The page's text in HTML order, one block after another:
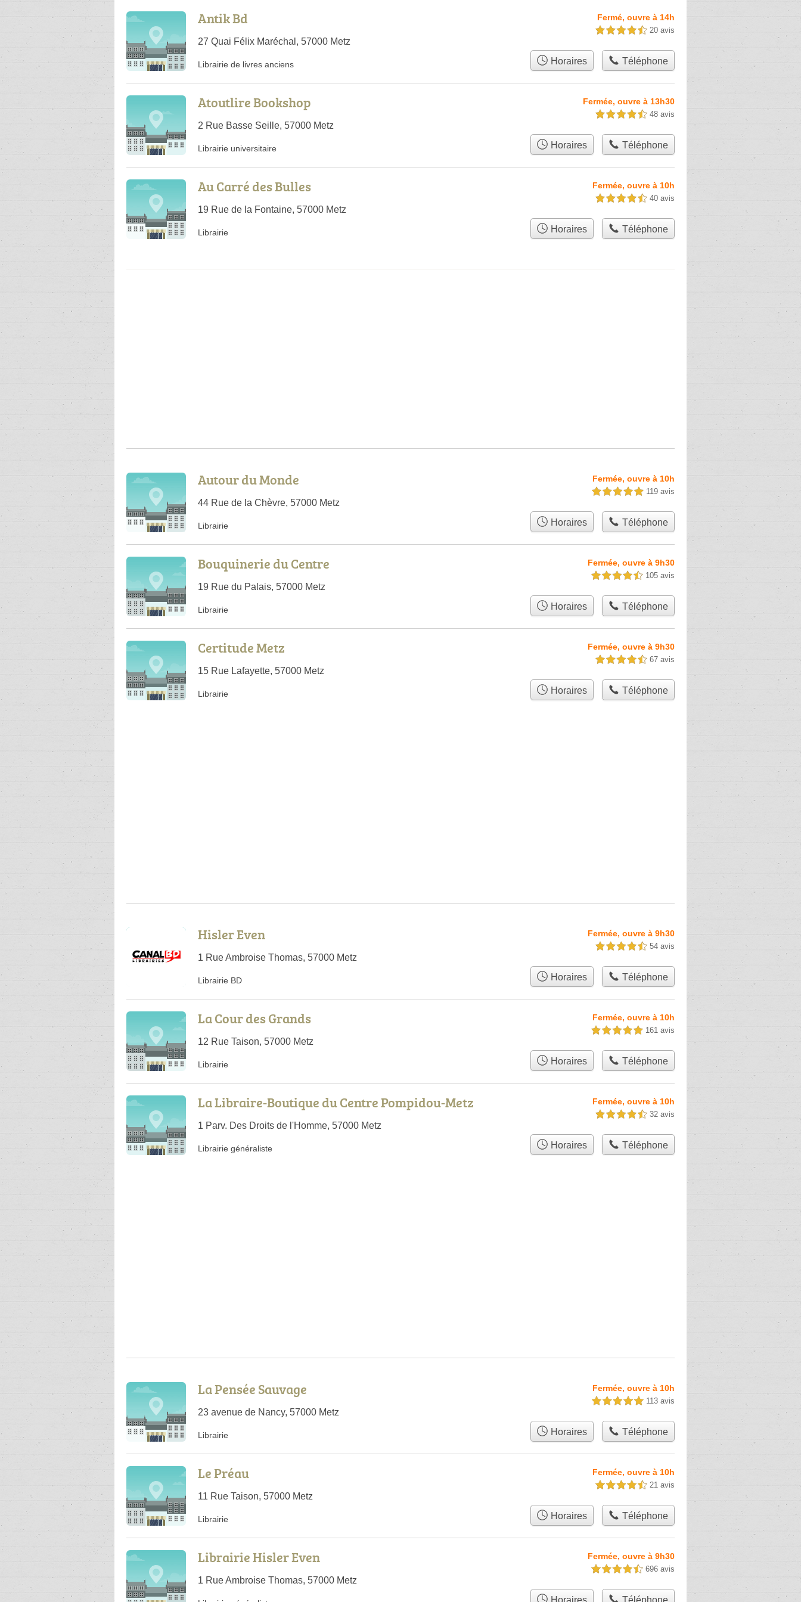
Antik Bd
27 Quai Félix Maréchal, 57000 Metz
Fermé, ouvre à 14h
4,5 étoiles sur 5 20 avis
Librairie de livres anciens Horaires Téléphone
Atoutlire Bookshop
2 Rue Basse Seille, 57000 Metz
Fermée, ouvre à 13h30
4,5 étoiles sur 5 48 avis
Librairie universitaire Horaires Téléphone
Au Carré des Bulles
19 Rue de la Fontaine, 57000 Metz
Fermée, ouvre à 10h
4,5 étoiles sur 5 40 avis
Librairie Horaires Téléphone
Autour du Monde
44 Rue de la Chèvre, 57000 Metz
Fermée, ouvre à 10h
5,0 étoiles sur 5 119 avis
Librairie Horaires Téléphone
Bouquinerie du Centre
19 Rue du Palais, 57000 Metz
Fermée, ouvre à 9h30
4,5 étoiles sur 5 105 avis
Librairie Horaires Téléphone
Certitude Metz
15 Rue Lafayette, 57000 Metz
Fermée, ouvre à 9h30
4,5 étoiles sur 5 67 avis
Librairie Horaires Téléphone
Hisler Even
1 Rue Ambroise Thomas, 57000 Metz
Fermée, ouvre à 9h30
4,5 étoiles sur 5 54 avis
Librairie BD Horaires Téléphone
La Cour des Grands
12 Rue Taison, 57000 Metz
Fermée, ouvre à 10h
5,0 étoiles sur 5 161 avis
Librairie Horaires Téléphone
La Libraire-Boutique du Centre Pompidou-Metz
1 Parv. Des Droits de l'Homme, 57000 Metz
Fermée, ouvre à 10h
4,5 étoiles sur 5 32 avis
Librairie généraliste Horaires Téléphone
La Pensée Sauvage
23 avenue de Nancy, 57000 Metz
Fermée, ouvre à 10h
5,0 étoiles sur 5 113 avis
Librairie Horaires Téléphone
Le Préau
11 Rue Taison, 57000 Metz
Fermée, ouvre à 10h
4,5 étoiles sur 5 21 avis
Librairie Horaires Téléphone
Librairie Hisler Even
1 Rue Ambroise Thomas, 57000 Metz
Fermée, ouvre à 9h30
4,5 étoiles sur 5 696 avis